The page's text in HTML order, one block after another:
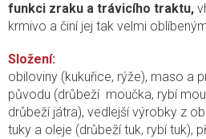
funkci zraku a trávicího traktu,
krmivo a činí jej tak velmi
Složení:
obiloviny (kukuřice, rýže), maso a
původu (drůbeží moučka, rybí
drůbeží játra), vedlejší výrobky z
tuky a oleje (drůbeží tuk, rybí tuk),